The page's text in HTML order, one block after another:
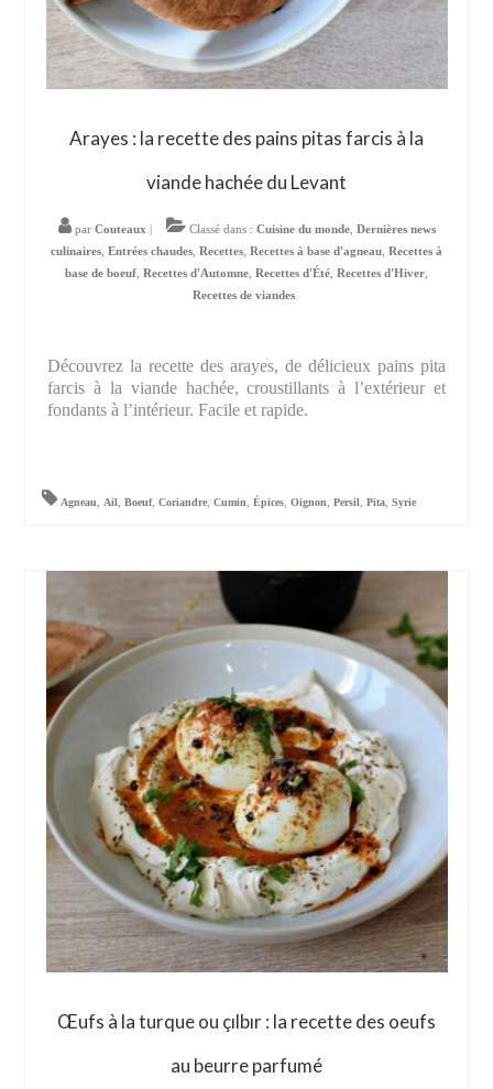
Arayes : la recette des pains pitas farcis à la
viande hachée du Levant
par Couteaux Classé dans : Cuisine du monde, Dernières news
culinaires Entrées chaudes Recettes Recettes à base d'agneau Recettes à
base de boeuf Recettes d'Automne Recettes d'Été Recettes d'Hiver
Recettes de viandes
Découvrez la recette des arayes, de délicieux pains pita
farcis à la viande hachée, croustillants à l’extérieur et
fondants à l’intérieur. Facile et rapide.
Agneau,Ail,Boeuf,Coriandre,Cumin,Épices,Oignon,Persil,Pita,Syrie
Œufs à la turque ou çılbır : la recette des oeufs
au beurre parfumé